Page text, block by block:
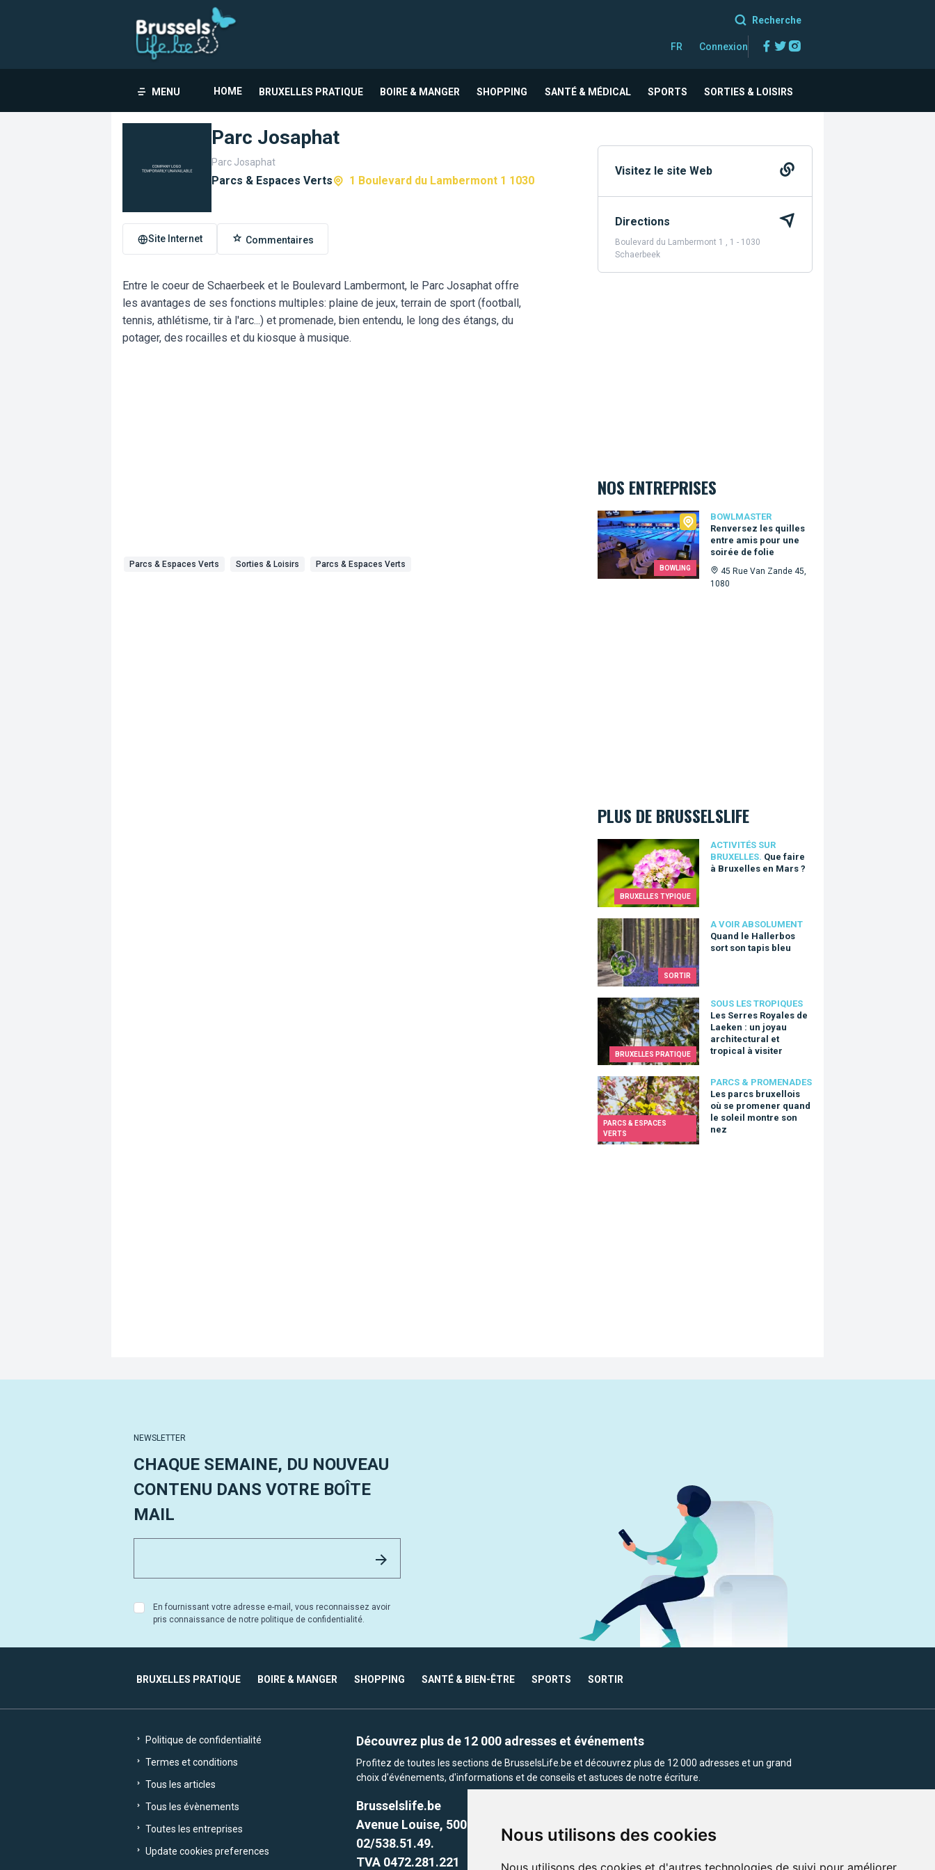
Nous utilisons des cookies
Nous utilisons des cookies et d'autres technologies de suivi pour améliorer
Recherche
FR Connexion Facebook
Twitter
MENU HOME BRUXELLES PRATIQUE BOIRE & MANGER SHOPPING SANTÉ & MÉDICAL SPORTS SORTIES & LOISIRS
Parc Josaphat
Parc Josaphat
Parcs & Espaces Verts 1 Boulevard du Lambermont 1 1030
Site Internet Commentaires
Entre le coeur de Schaerbeek et le Boulevard Lambermont, le Parc Josaphat offre
les avantages de ses fonctions multiples: plaine de jeux, terrain de sport (football,
tennis, athlétisme, tir à l'arc...) et promenade, bien entendu, le long des étangs, du
potager, des rocailles et du kiosque à musique.
Parcs & Espaces Verts Sorties & Loisirs Parcs & Espaces Verts
Visitez le site Web
Directions
Boulevard du Lambermont 1 , 1 - 1030
Schaerbeek
NOS ENTREPRISES
BOWLING
BOWLMASTER
Renversez les quilles
entre amis pour une
soirée de folie
45 Rue Van Zande 45,
1080
Bowlmaster
PLUS DE BRUSSELSLIFE
BRUXELLES TYPIQUE
ACTIVITÉS SUR
BRUXELLES. Que faire
à Bruxelles en Mars ?
Que faire à Bruxelles en Mars ?
SORTIR
A VOIR ABSOLUMENT
Quand le Hallerbos
sort son tapis bleu
Quand le Hallerbos sort son tapis bleu
BRUXELLES PRATIQUE
SOUS LES TROPIQUES
Les Serres Royales de
Laeken : un joyau
architectural et
tropical à visiter
Les Serres Royales de Laeken : un joyau architectural et tropical à
PARCS & ESPACES
VERTS
PARCS & PROMENADES
Les parcs bruxellois
où se promener quand
le soleil montre son
nez
Les parcs bruxellois où se promener quand le soleil montre son nez
NEWSLETTER
CHAQUE SEMAINE, DU NOUVEAU
CONTENU DANS VOTRE BOÎTE
MAIL
En fournissant votre adresse e-mail, vous reconnaissez avoir
pris connaissance de notre politique de confidentialité.
BRUXELLES PRATIQUE BOIRE & MANGER SHOPPING SANTÉ & BIEN-ÊTRE SPORTS SORTIR
Politique de confidentialité
Termes et conditions
Tous les articles
Tous les évènements
Toutes les entreprises
Update cookies preferences
Découvrez plus de 12 000 adresses et événements
Profitez de toutes les sections de BrusselsLife.be et découvrez plus de 12 000 adresses et un grand
choix d'événements, d'informations et de conseils et astuces de notre écriture.
Brusselslife.be
Avenue Louise, 500 -1050 Ixelles, Brussels,
02/538.51.49.
TVA 0472.281.221